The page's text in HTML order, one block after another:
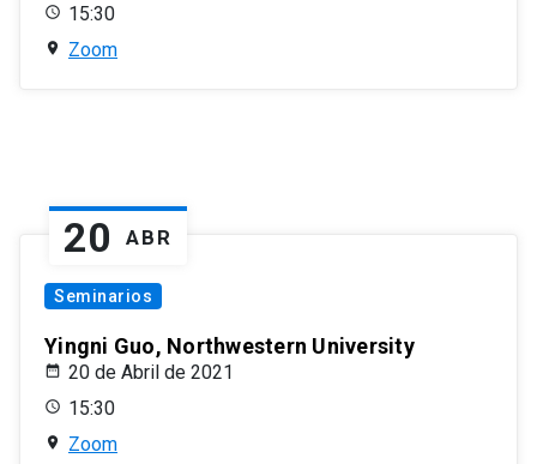
15:30
Zoom
20 ABR
Seminarios
Yingni Guo, Northwestern University
20 de Abril de 2021
15:30
Zoom